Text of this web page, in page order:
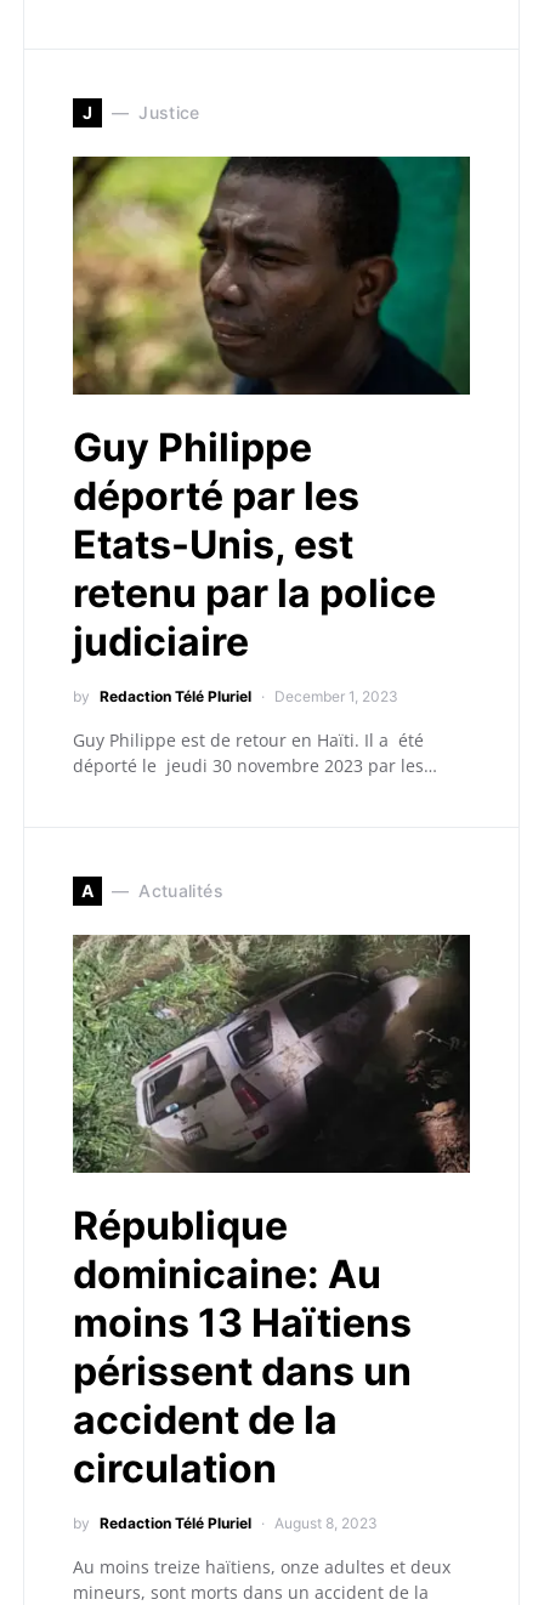
J Justice
Guy Philippe
déporté par les
Etats-Unis, est
retenu par la police
judiciaire
by Redaction Télé Pluriel December 1, 2023
Guy Philippe est de retour en Haïti. Il a été
déporté le jeudi 30 novembre 2023 par les…
A Actualités
République
dominicaine: Au
moins 13 Haïtiens
périssent dans un
accident de la
circulation
by Redaction Télé Pluriel August 8, 2023
Au moins treize haïtiens, onze adultes et deux
mineurs, sont morts dans un accident de la